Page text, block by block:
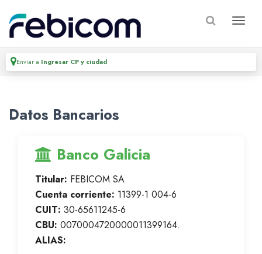
Enviar a Ingresar CP y ciudad
Datos Bancarios
Banco Galicia
Titular: FEBICOM SA
Cuenta corriente: 11399-1 004-6
CUIT: 30-65611245-6
CBU: 0070004720000011399164.
ALIAS: